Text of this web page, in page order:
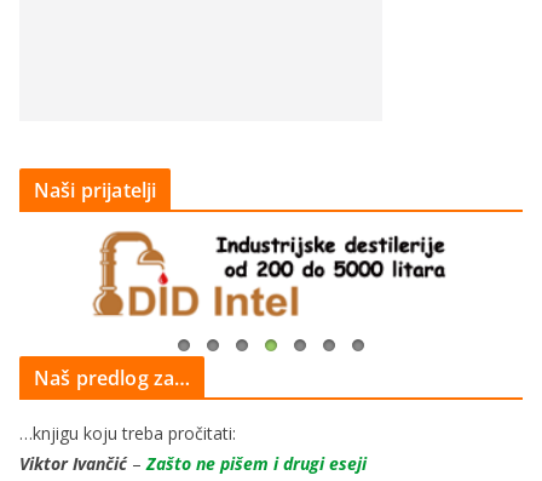
Naši prijatelji
Naš predlog za…
…knjigu koju treba pročitati:
Viktor Ivančić–Zašto ne pišem i drugi eseji